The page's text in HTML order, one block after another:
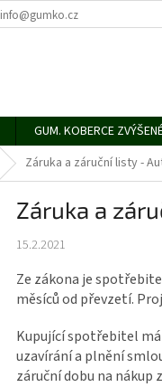
info@gumko.cz
GUM. KOBERCE
Záruka a záruční listy -
Záruka a
15.2.2021
Ze zákona je
měsíců od převzetí.
Kupující spotřebitel
uzavírání a plnění
záruční dobu na nákup